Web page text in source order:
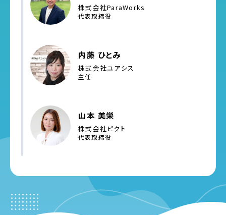
株式会社ParaWorks
代表取締役
内藤 ひとみ
株式会社ユアシス
主任
山本 美栄
株式会社ピクト
代表取締役